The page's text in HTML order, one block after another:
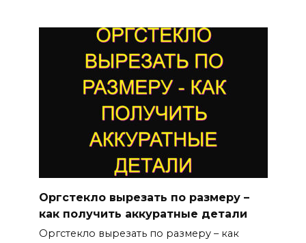
Оргстекло вырезать по размеру –
как получить аккуратные детали
Оргстекло вырезать по размеру – как